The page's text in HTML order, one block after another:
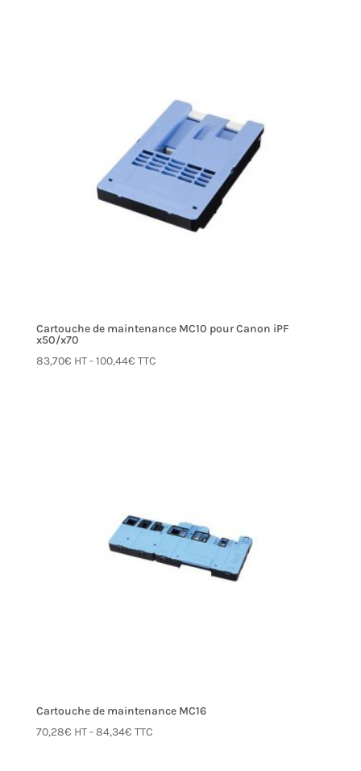
Cartouche de maintenance MC10 pour Canon iPF
x50/x70
83,70€ HT -100,44€ TTC
Cartouche de maintenance MC16
70,28€ HT -84,34€ TTC